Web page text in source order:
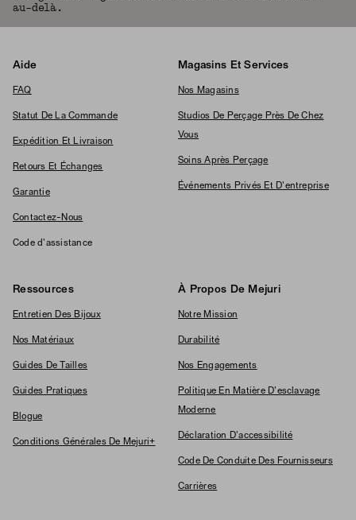
au-delà.
Aide
FAQ
Statut De La Commande
Expédition Et Livraison
Retours Et Échanges
Garantie
Contactez-Nous
Code d'assistance
Magasins Et Services
Nos Magasins
Studios De Perçage Près De Chez
Vous
Soins Après Perçage
Événements Privés Et D'entreprise
Ressources
Entretien Des Bijoux
Nos Matériaux
Guides De Tailles
Guides Pratiques
Blogue
Conditions Générales De Mejuri+
À Propos De Mejuri
Notre Mission
Durabilité
Nos Engagements
Politique En Matière D'esclavage
Moderne
Déclaration D'accessibilité
Code De Conduite Des Fournisseurs
Carrières